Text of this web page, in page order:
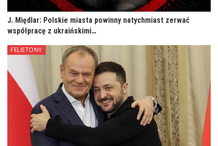
J. Międlar: Polskie miasta powinny natychmiast zerwać
współpracę z ukraińskimi…
FELIETONY